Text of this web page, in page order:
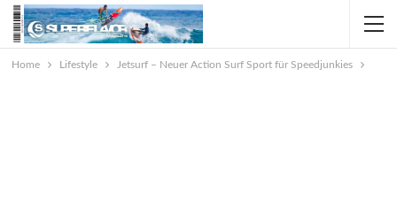
Home Lifestyle Jetsurf – Neuer Action Surf Sport für Speedjunkies